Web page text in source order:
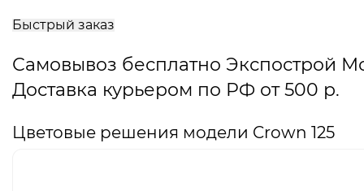
Быстрый заказ
Самовывоз бесплатно Экспострой
Доставка курьером по РФ от 500 р.
Цветовые решения модели Crown 125